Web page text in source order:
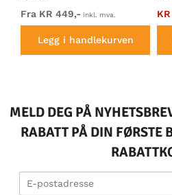
Fra KR 449,- inkl. mva.
Legg i handlekurven
MELD DEG PÅ
RABATT PÅ DIN FØRSTE